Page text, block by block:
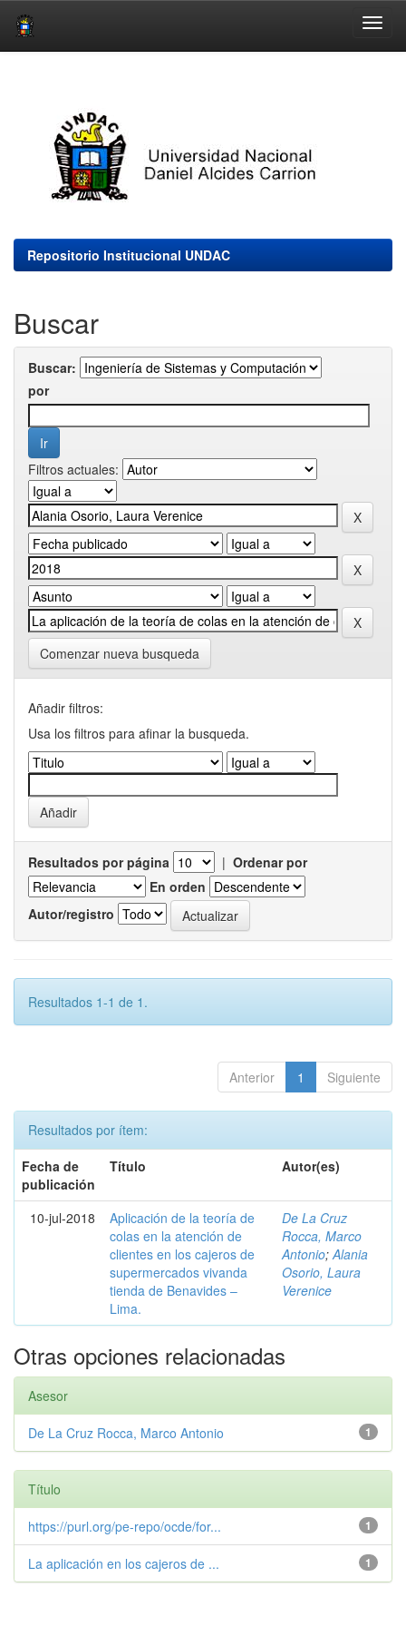
Repositorio Institucional UNDAC
Buscar
Buscar:
por
Filtros actuales:
Comenzar nueva busqueda
Añadir filtros:
Usa los filtros para afinar la busqueda.
Resultados por página | Ordenar por
En orden
Autor/registro
Resultados 1-1 de 1.
Anterior 1 Siguiente
Resultados por ítem:
Fecha de
publicación
Título Autor(es)
10-jul-2018
Aplicación de la teoría de
colas en la atención de
clientes en los cajeros de
supermercados vivanda
tienda de Benavides –
Lima.
De La Cruz
Rocca, Marco
Antonio;Alania
Osorio, Laura
Verenice
Otras opciones relacionadas
Asesor
1
De La Cruz Rocca, Marco Antonio
Título
1
https://purl.org/pe-repo/ocde/for...
1
La aplicación en los cajeros de ...